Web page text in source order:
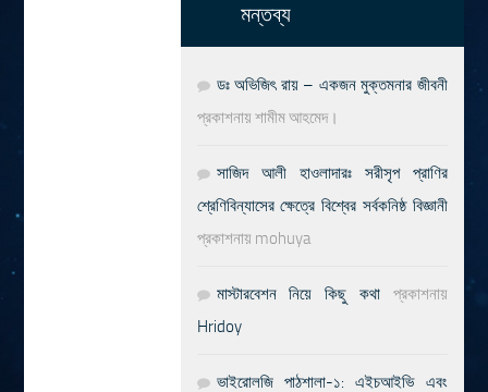
মন্তব্য
ডঃ অভিজিৎ রায় – একজন মুক্তমনার জীবনী
প্রকাশনায় শামীম আহমেদ।
সাজিদ আলী হাওলাদারঃ সরীসৃপ প্রাণির
শ্রেণিবিন্যাসের ক্ষেত্রে বিশ্বের সর্বকনিষ্ঠ বিজ্ঞানী
প্রকাশনায় mohuya
মাস্টারবেশন নিয়ে কিছু কথাপ্রকাশনায়
Hridoy
ভাইরোলজি পাঠশালা-১: এইচআইভি এবং